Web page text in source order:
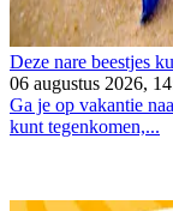
Deze nare beestjes
06 augustus 2026,
Ga je op vakantie
kunt tegenkomen,...